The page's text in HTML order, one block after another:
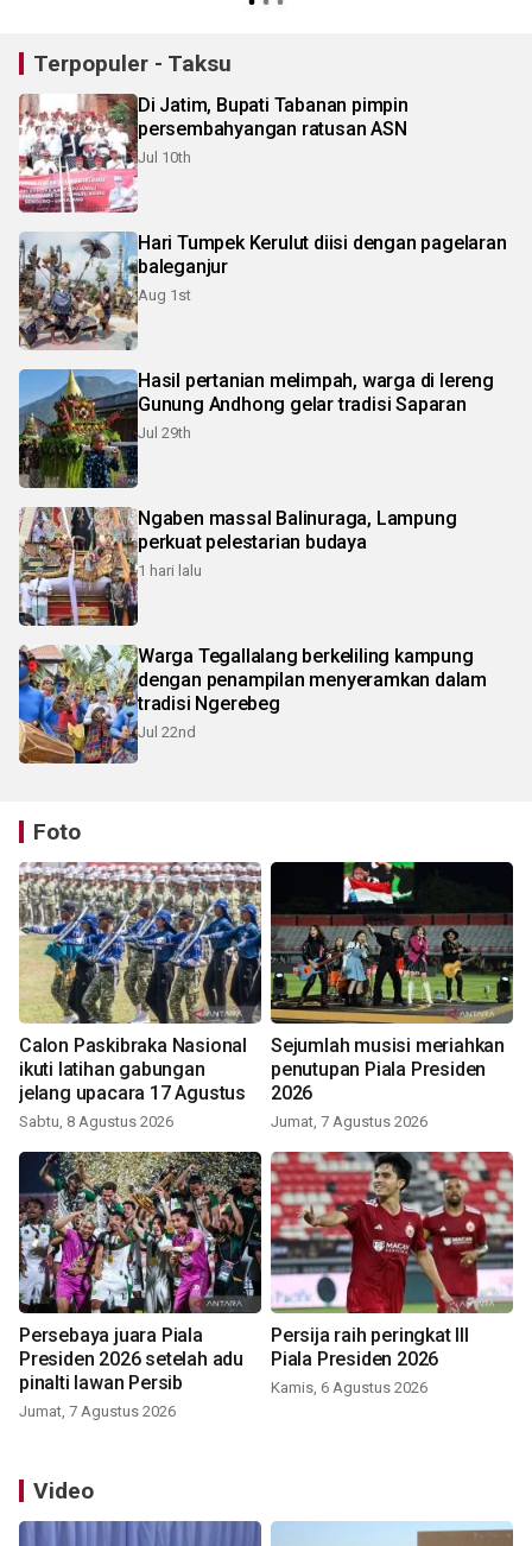
Terpopuler - Taksu
Di Jatim, Bupati Tabanan pimpin
persembahyangan ratusan ASN
Jul 10th
Hari Tumpek Kerulut diisi dengan pagelaran
baleganjur
Aug 1st
Hasil pertanian melimpah, warga di lereng
Gunung Andhong gelar tradisi Saparan
Jul 29th
Ngaben massal Balinuraga, Lampung
perkuat pelestarian budaya
1 hari lalu
Warga Tegallalang berkeliling kampung
dengan penampilan menyeramkan dalam
tradisi Ngerebeg
Jul 22nd
Foto
Calon Paskibraka Nasional
ikuti latihan gabungan
jelang upacara 17 Agustus
Sabtu, 8 Agustus 2026
Sejumlah musisi meriahkan
penutupan Piala Presiden
2026
Jumat, 7 Agustus 2026
Persebaya juara Piala
Presiden 2026 setelah adu
pinalti lawan Persib
Jumat, 7 Agustus 2026
Persija raih peringkat III
Piala Presiden 2026
Kamis, 6 Agustus 2026
Video